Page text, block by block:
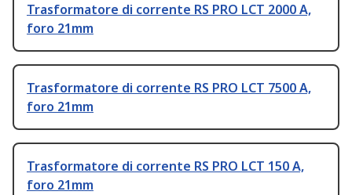
Trasformatore di corrente RS PRO LCT 2000 A,
foro 21mm
Trasformatore di corrente RS PRO LCT 7500 A,
foro 21mm
Trasformatore di corrente RS PRO LCT 150 A,
foro 21mm